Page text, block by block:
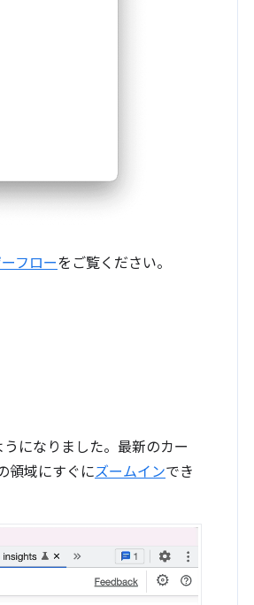
フローをご覧ください。
になりました。最新のカー
領域にすぐにズームインでき